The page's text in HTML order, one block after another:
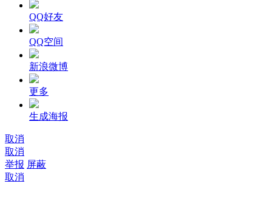
QQ好友
QQ空间
新浪微博
更多
生成海报
取消
取消
举报 屏蔽
取消